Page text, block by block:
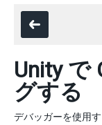
Unity で
グする
デバッガーを使用